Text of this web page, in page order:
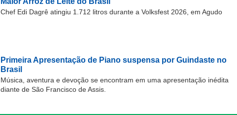
Chef Edi Dagrê atingiu 1.712 litros durante a Volksfest 2026, em Agudo
Primeira Apresentação de Piano suspensa por Guindaste no
Brasil
Música, aventura e devoção se encontram em uma apresentação inédita
diante de São Francisco de Assis.